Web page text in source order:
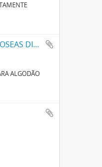
UM NOVO PROCESSO O FABRICO DE MATERIAS CORANTES VERMELHAS E ROSEAS DIRECTAS PARA ALGODÃO
ALGODÃO